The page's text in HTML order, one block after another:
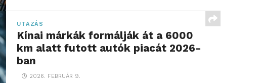
UTAZÁS
Kínai márkák formálják át a 6000
km alatt futott autók piacát 2026-
ban
2026. FEBRUÁR 9.